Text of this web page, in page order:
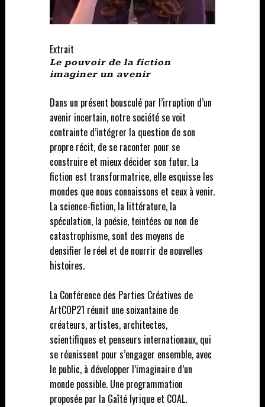
Extrait
Le pouvoir de la fiction
imaginer un avenir
Dans un présent bousculé par l’irruption d’un
avenir incertain, notre société se voit
contrainte d’intégrer la question de son
propre récit, de se raconter pour se
construire et mieux décider son futur. La
fiction est transformatrice, elle esquisse les
mondes que nous connaissons et ceux à venir.
La science-fiction, la littérature, la
spéculation, la poésie, teintées ou non de
catastrophisme, sont des moyens de
densifier le réel et de nourrir de nouvelles
histoires.
La Conférence des Parties Créatives de
ArtCOP21 réunit une soixantaine de
créateurs, artistes, architectes,
scientifiques et penseurs internationaux, qui
se réunissent pour s’engager ensemble, avec
le public, à développer l’imaginaire d’un
monde possible. Une programmation
proposée par la Gaîté lyrique et COAL.